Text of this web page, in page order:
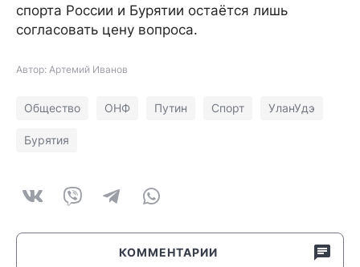
спорта России и Бурятии остаётся лишь
согласовать цену вопроса.
Автор: Артемий Иванов
Общество ОНФ Путин Спорт УланУдэ
Бурятия
КОММЕНТАРИИ